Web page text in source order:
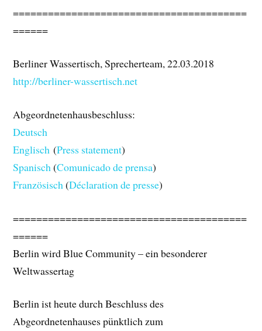
========================================
======
Berliner Wassertisch, Sprecherteam, 22.03.2018
http://berliner-wassertisch.net
Abgeordnetenhausbeschluss:
Deutsch
Englisch (Press statement)
Spanisch (Comunicado de prensa)
Französisch (Déclaration de presse)
========================================
======
Berlin wird Blue Community – ein besonderer
Weltwassertag
Berlin ist heute durch Beschluss des
Abgeordnetenhauses pünktlich zum